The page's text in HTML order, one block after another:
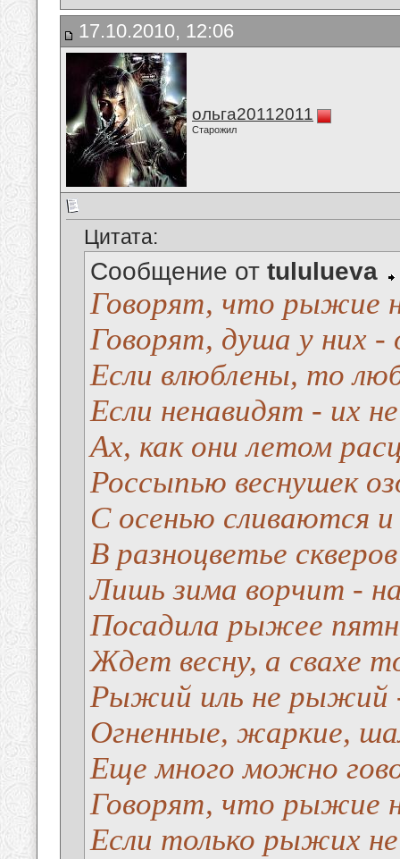
17.10.2010, 12:06
ольга20112011
Старожил
Цитата:
Сообщение от tululueva
Говорят, что рыжие
Говорят, душа у них -
Если влюблены, то
Если ненавидят - их
Ах, как они летом
Россыпью веснушек
С осенью сливаются
В разноцветье
Лишь зима ворчит -
Посадила рыжее
Ждет весну, а свахе
Рыжий иль не рыжий -
Огненные, жаркие,
Еще много можно
Говорят, что рыжие
Если только рыжих